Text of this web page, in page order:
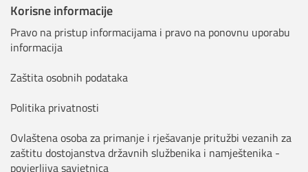
Korisne informacije
Pravo na pristup informacijama i pravo na ponovnu uporabu
informacija
Zaštita osobnih podataka
Politika privatnosti
Ovlaštena osoba za primanje i rješavanje pritužbi vezanih za
zaštitu dostojanstva državnih službenika i namještenika -
povjerljiva savjetnica